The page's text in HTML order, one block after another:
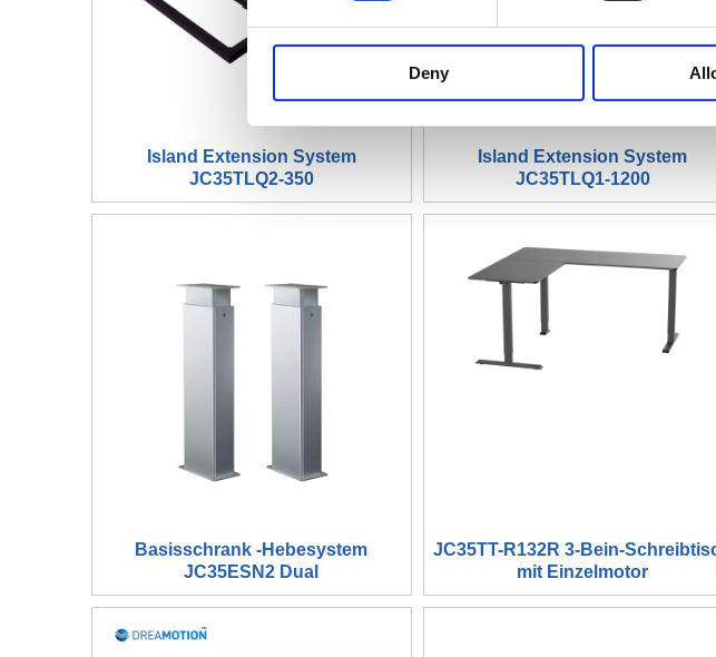
Deny
Island Extension System
JC35TLQ2-350
Island Extension System
JC35TLQ1-1200
Basisschrank -Hebesystem
JC35ESN2 Dual
JC35TT-R132R 3-Bein-
mit Einzelmotor